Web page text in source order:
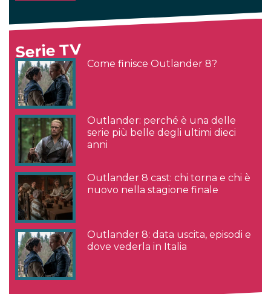
Serie TV
Come finisce Outlander 8?
Outlander: perché è una delle
serie più belle degli ultimi dieci
anni
Outlander 8 cast: chi torna e chi è
nuovo nella stagione finale
Outlander 8: data uscita, episodi e
dove vederla in Italia